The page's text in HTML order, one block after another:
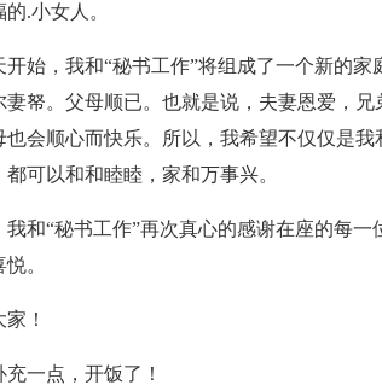
.小女人。
开始，我和“秘书工作”将组成了一个新的
妻帑。父母顺已。也就是说，夫妻恩爱，
也会顺心而快乐。所以，我希望不仅仅是
都可以和和睦睦，家和万事兴。
我和“秘书工作”再次真心的感谢在座的每
。
！
充一点，开饭了！